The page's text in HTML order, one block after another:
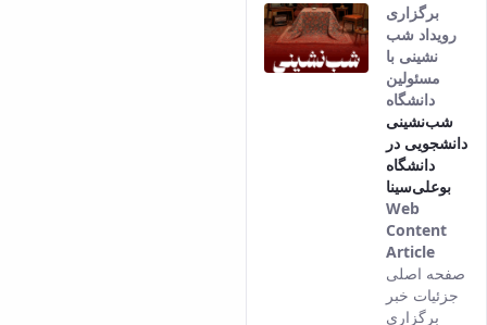
برگزاری
رویداد شب
نشینی با
مسئولین
دانشگاه
شب‌نشینی
دانشجویی در
دانشگاه
بوعلی‌سینا
Web
Content
Article
This
comes
صفحه اصلی
جزئیات خبر
برگزاری